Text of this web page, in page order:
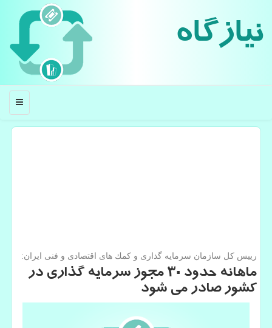
نیازگاه
منو
رییس كل سازمان سرمایه گذاری و كمك های اقتصادی و فنی ایران:
ماهانه حدود ۳۰ مجوز سرمایه گذاری در
كشور صادر می شود